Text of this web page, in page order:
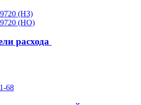
(НЗ)
(НО)
расхода
68